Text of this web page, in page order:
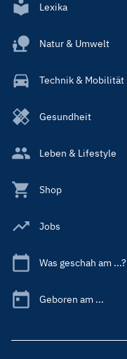
Lexika
Natur & Umwelt
Technik & Mobilität
Gesundheit
Leben & Lifestyle
Shop
Jobs
Was geschah am ...?
Geboren am ...